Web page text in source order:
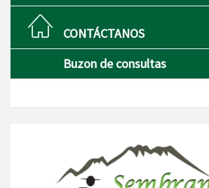
CONTÁCTANOS
Buzon de consultas